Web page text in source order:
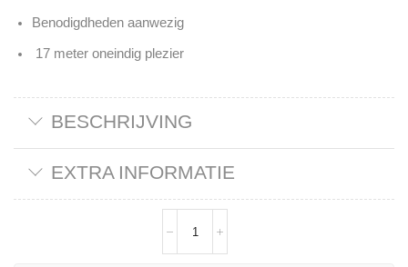
Benodigdheden aanwezig
17 meter oneindig plezier
BESCHRIJVING
EXTRA INFORMATIE